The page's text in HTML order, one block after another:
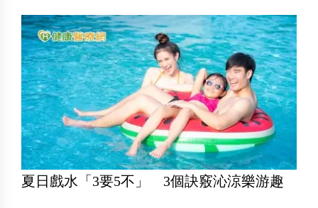
夏日戲水「3要5不」 3個訣竅沁涼樂游趣